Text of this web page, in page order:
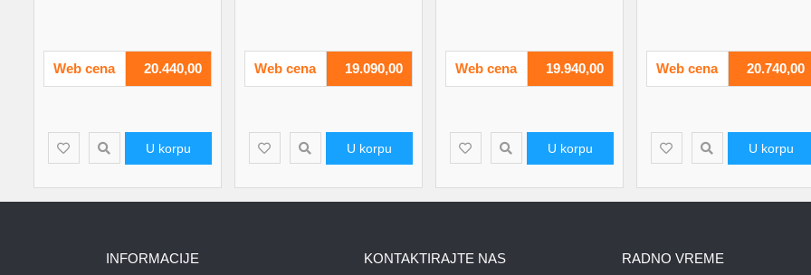
Web cena 20.440,00
U korpu
Web cena 19.090,00
U korpu
Web cena 19.940,00
U korpu
Web cena 20.740,00
U korpu
INFORMACIJE KONTAKTIRAJTE NAS RADNO VREME